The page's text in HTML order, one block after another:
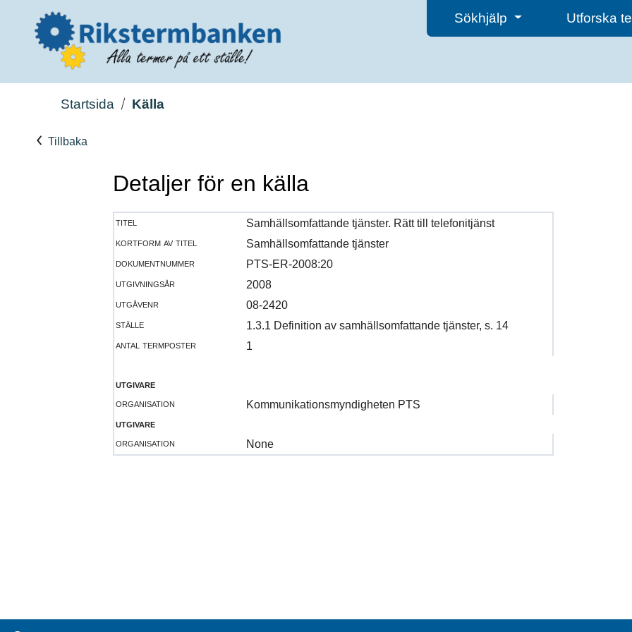
Sökhjälp Utforska
Startsida Källa
Tillbaka
Detaljer för en källa
titel
Samhällsomfattande tjänster. Rätt till telefonitjänst
kortform av titel
Samhällsomfattande tjänster
dokumentnummer
PTS-ER-2008:20
utgivningsår
2008
utgåvenr
08-2420
ställe
1.3.1 Definition av samhällsomfattande tjänster, s. 14
antal termposter
1
utgivare
organisation
Kommunikationsmyndigheten PTS
utgivare
organisation
None